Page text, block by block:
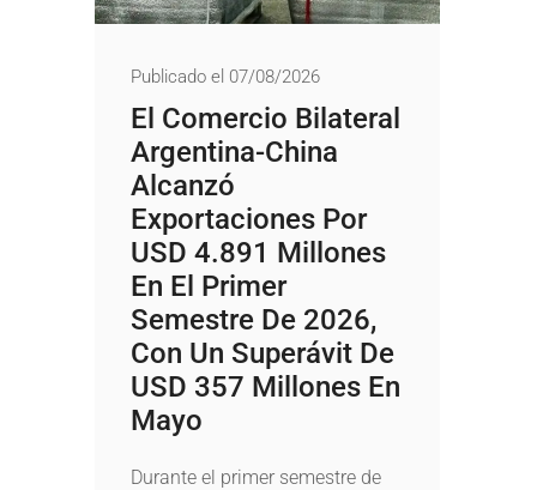
Publicado el 07/08/2026
El Comercio Bilateral
Argentina-China
Alcanzó
Exportaciones Por
USD 4.891 Millones
En El Primer
Semestre De 2026,
Con Un Superávit De
USD 357 Millones En
Mayo
Durante el primer semestre de